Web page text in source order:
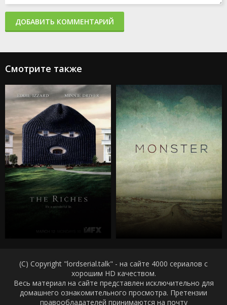
ДОБАВИТЬ КОММЕНТАРИЙ
Смотрите также
(C) Copyright "lordserial.talk" - на сайте 4000 сериалов с
хорошим HD качеством.
Весь материал на сайте представлен исключительно для
домашнего ознакомительного просмотра. Претензии
правообладателей принимаются на почту